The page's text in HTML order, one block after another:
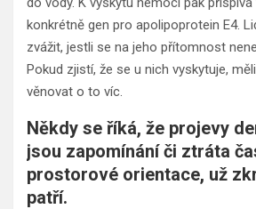
konkrétně gen pro apolipoprotein E4.
zvážit, jestli se na jeho přítomnost
Pokud zjistí, že se u nich vyskytuje,
věnovat o to víc.
Někdy se říká, že projevy
jsou zapomínání či ztráta
prostorové orientace, už
patří.